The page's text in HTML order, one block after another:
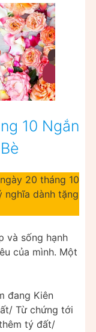
10 Ngắn
20 tháng 10
nghĩa dành tặng
và sống hạnh
của mình. Một
đang Kiên
Từ chứng tới
tý đất/